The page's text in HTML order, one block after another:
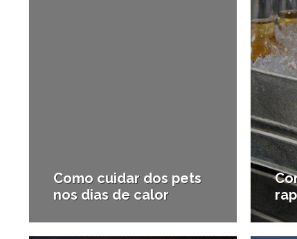
Como cuidar dos pets
nos dias de calor
5/05/2014